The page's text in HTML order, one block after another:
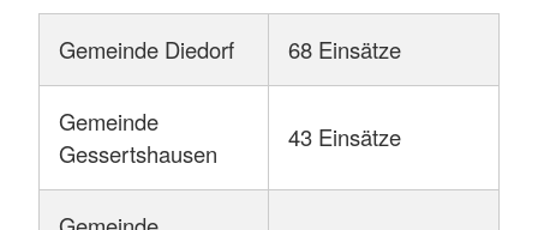
Kreislaufstillstand / Reanimation
Schmerzen
Neurologische Störung mit vitaler
Bedrohung
Starke Schmerzen
Gemeinde Diedorf 68 Einsätze
Gemeinde
Gessertshausen
43 Einsätze